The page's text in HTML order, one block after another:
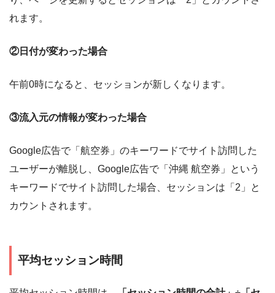
れます。
②日付が変わった場合
午前0時になると、セッションが新しくなります。
③流入元の情報が変わった場合
Google広告で「航空券」のキーワードでサイト訪問した
ユーザーが離脱し、Google広告で「沖縄 航空券」という
キーワードでサイト訪問した場合、セッションは「2」と
カウントされます。
平均セッション時間